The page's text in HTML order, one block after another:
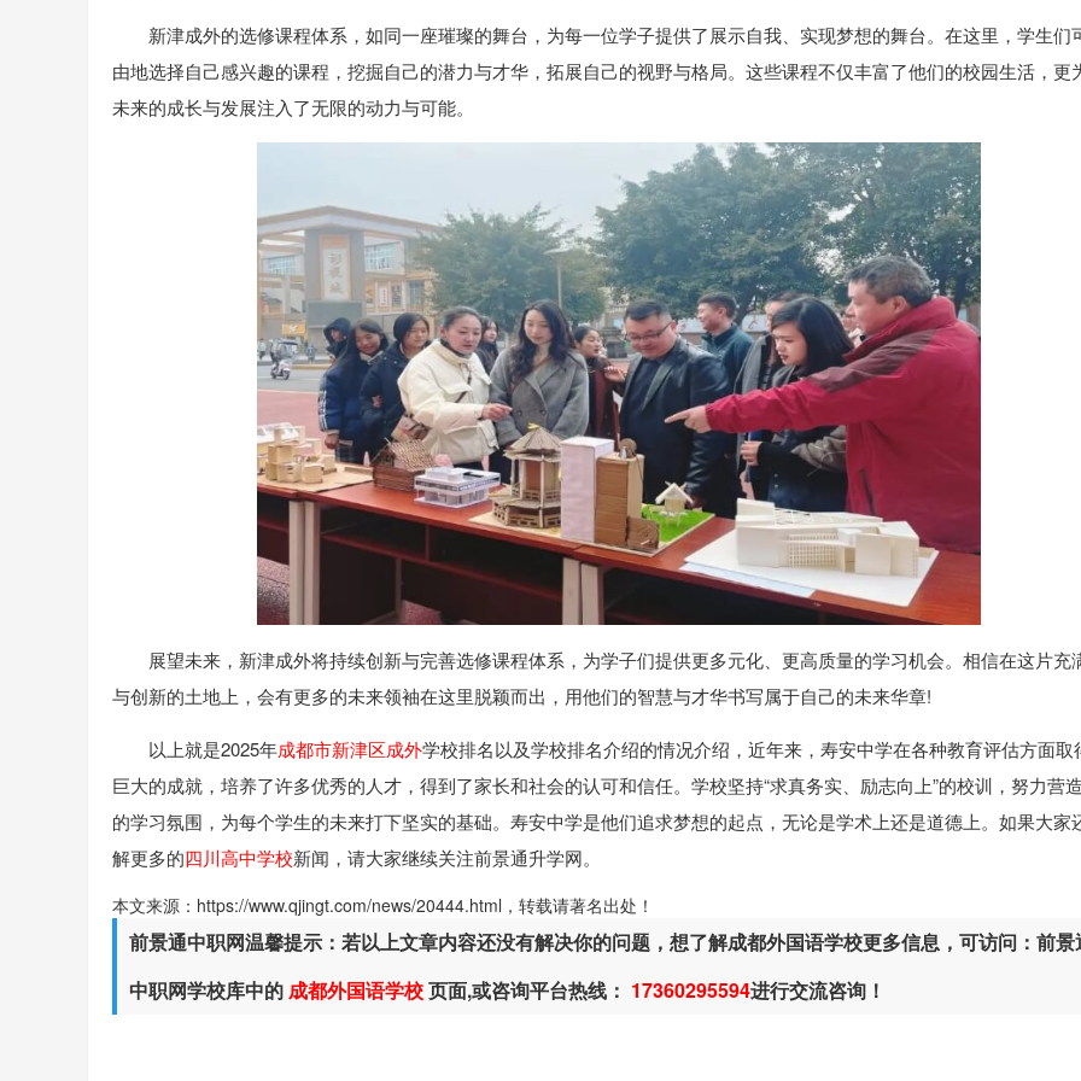
新津成外的选修课程体系，如同一座璀璨的舞台，为每一位学子提供了展示自我、实现梦想的舞台。在这里，学生们
由地选择自己感兴趣的课程，挖掘自己的潜力与才华，拓展自己的视野与格局。这些课程不仅丰富了他们的校园生活，更
未来的成长与发展注入了无限的动力与可能。
展望未来，新津成外将持续创新与完善选修课程体系，为学子们提供更多元化、更高质量的学习机会。相信在这片充
与创新的土地上，会有更多的未来领袖在这里脱颖而出，用他们的智慧与才华书写属于自己的未来华章!
以上就是2025年成都市新津区成外学校排名以及学校排名介绍的情况介绍，近年来，寿安中学在各种教育评估方面取
巨大的成就，培养了许多优秀的人才，得到了家长和社会的认可和信任。学校坚持“求真务实、励志向上”的校训，努力营
的学习氛围，为每个学生的未来打下坚实的基础。寿安中学是他们追求梦想的起点，无论是学术上还是道德上。如果大家
解更多的四川高中学校新闻，请大家继续关注前景通升学网。
本文来源：https://www.qjingt.com/news/20444.html，转载请著名出处！
前景通中职网温馨提示：若以上文章内容还没有解决你的问题，想了解成都外国语学校更多信息，可访问：前景
中职网学校库中的成都外国语学校页面,或咨询平台热线： 17360295594进行交流咨询！